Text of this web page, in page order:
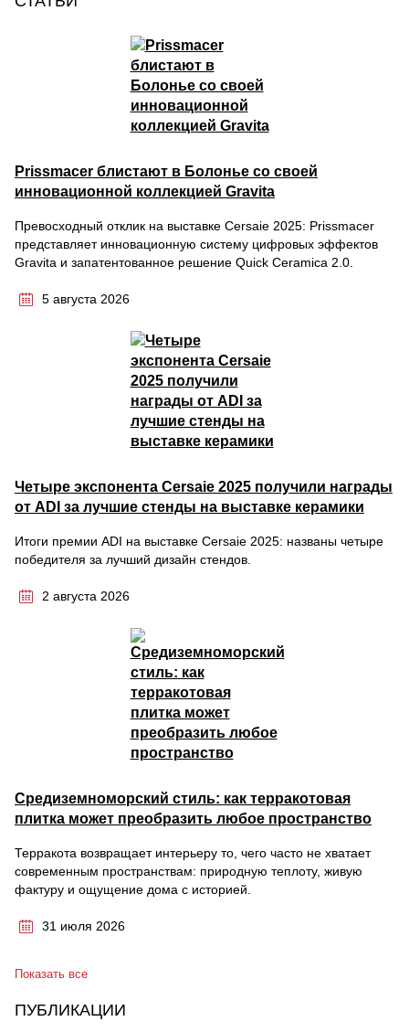
Prissmacer блистают в Болонье со своей
инновационной коллекцией Gravita
Превосходный отклик на выставке Cersaie 2025: Prissmacer
представляет инновационную систему цифровых эффектов
Gravita и запатентованное решение Quick Ceramica 2.0.
5 августа 2026
Четыре экспонента Cersaie 2025 получили награды
от ADI за лучшие стенды на выставке керамики
Итоги премии ADI на выставке Cersaie 2025: названы четыре
победителя за лучший дизайн стендов.
2 августа 2026
Средиземноморский стиль: как терракотовая
плитка может преобразить любое пространство
Терракота возвращает интерьеру то, чего часто не хватает
современным пространствам: природную теплоту, живую
фактуру и ощущение дома с историей.
31 июля 2026
Показать все
ПУБЛИКАЦИИ